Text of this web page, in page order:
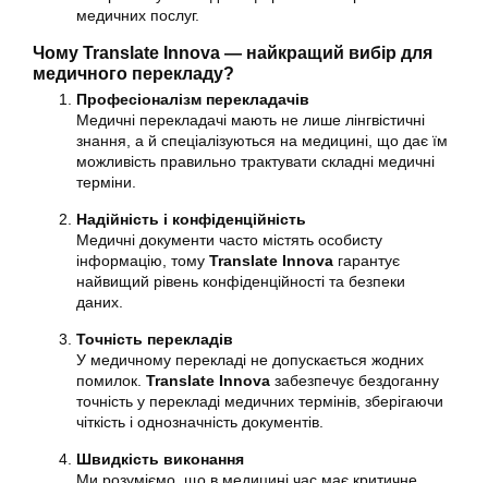
медичних послуг.
Чому Translate Innova — найкращий вибір для
медичного перекладу?
Професіоналізм перекладачів
Медичні перекладачі мають не лише лінгвістичні
знання, а й спеціалізуються на медицині, що дає їм
можливість правильно трактувати складні медичні
терміни.
Надійність і конфіденційність
Медичні документи часто містять особисту
інформацію, тому Translate Innova гарантує
найвищий рівень конфіденційності та безпеки
даних.
Точність перекладів
У медичному перекладі не допускається жодних
помилок. Translate Innova забезпечує бездоганну
точність у перекладі медичних термінів, зберігаючи
чіткість і однозначність документів.
Швидкість виконання
Ми розуміємо, що в медицині час має критичне